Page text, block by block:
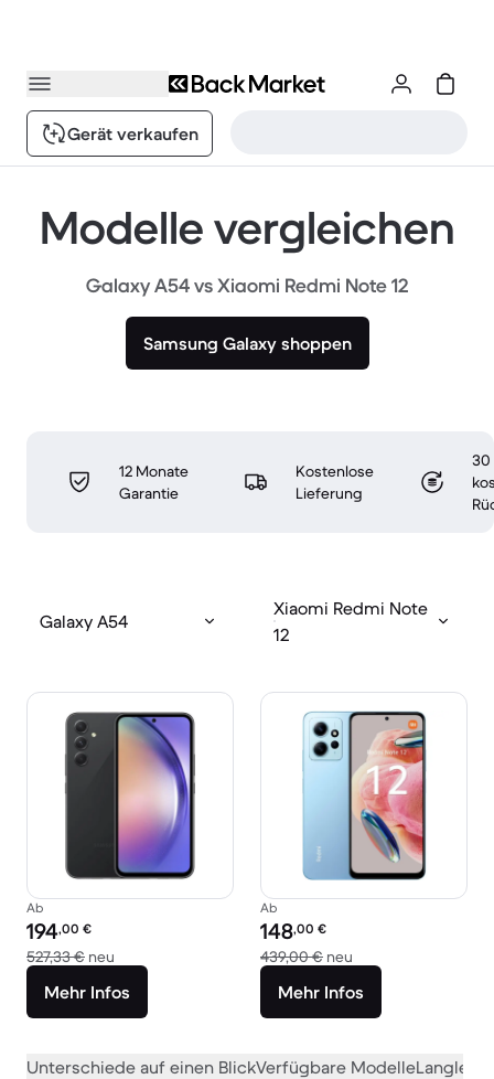
Gerät verkaufen
Modelle vergleichen
Galaxy A54 vs Xiaomi Redmi Note 12
Samsung Galaxy shoppen
12 Monate
Garantie
Kostenlose
Lieferung
30
Galaxy A54
Xiaomi Redmi Note
12
Ab
Preis des erneuerten Produkts:
194,00 €
527,33 € neu Im Vergleich zum Neupreis von 527,33 €
Mehr Infos
Ab
Preis des erneuerten Produkts:
148,00 €
439,00 € neu
Mehr Infos
Unterschiede auf einen BlickVerfügbare Modelle